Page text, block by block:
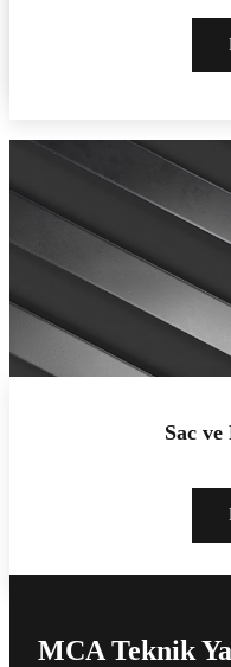
Sac
MCA Teknik